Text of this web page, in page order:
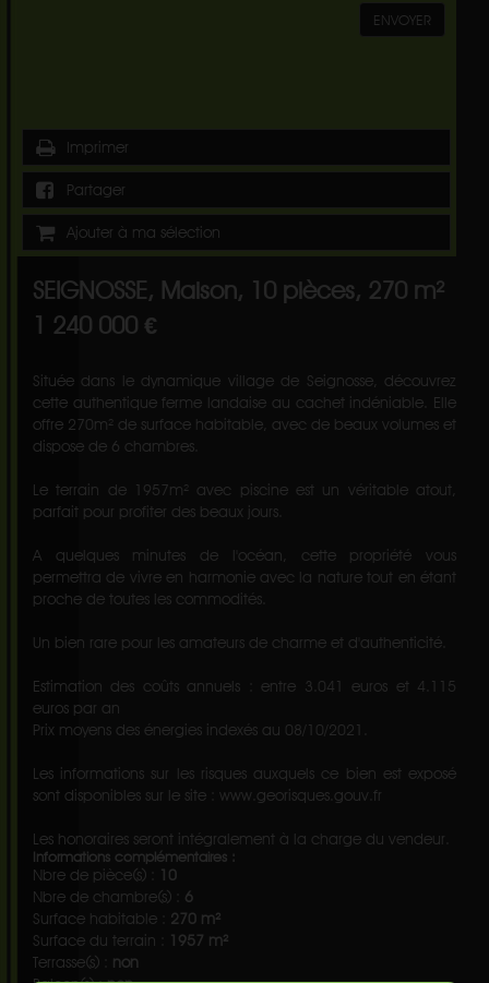
ENVOYER
Imprimer
Partager
Ajouter à ma sélection
SEIGNOSSE, Maison, 10 pièces, 270 m²
1 240 000 €
Située dans le dynamique village de Seignosse, découvrez
cette authentique ferme landaise au cachet indéniable. Elle
offre 270m² de surface habitable, avec de beaux volumes et
dispose de 6 chambres.
Le terrain de 1957m² avec piscine est un véritable atout,
parfait pour profiter des beaux jours.
A quelques minutes de l'océan, cette propriété vous
permettra de vivre en harmonie avec la nature tout en étant
proche de toutes les commodités.
Un bien rare pour les amateurs de charme et d'authenticité.
Estimation des coûts annuels : entre 3.041 euros et 4.115
euros par an
Prix moyens des énergies indexés au 08/10/2021.
Les informations sur les risques auxquels ce bien est exposé
sont disponibles sur le site : www.georisques.gouv.fr
Les honoraires seront intégralement à la charge du vendeur.
Informations complémentaires :
Nbre de pièce(s) :
10
Nbre de chambre(s) : 6
Surface habitable : 270 m²
Surface du terrain :
1957 m²
Terrasse(s) : non